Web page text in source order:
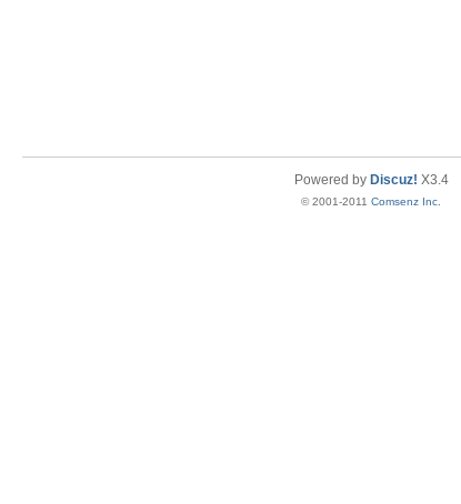
Powered by Discuz! X3.4
© 2001-2011 Comsenz Inc.